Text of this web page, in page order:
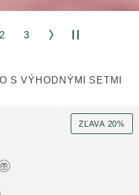
2 3
S VÝHODNÝMI SETMI
ZĽAVA 20%